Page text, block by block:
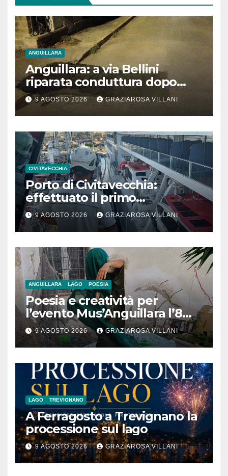
ANGUILLARA
Anguillara: a via Bellini
riparata conduttura dopo
segnalazione IdD
9 AGOSTO 2026 GRAZIAROSA VILLANI
CIVITAVECCHIA
Porto di Civitavecchia:
effettuato il primo
rifornimento di GNL ad una
nave da crociera
9 AGOSTO 2026 GRAZIAROSA VILLANI
ANGUILLARA LAGO POESIA
Poesia e creatività per
l’evento Mus’Anguillara l’8
agosto 2026 al Museo
Contadino
9 AGOSTO 2026 GRAZIAROSA VILLANI
LAGO TREVIGNANO
A Ferragosto a Trevignano la
processione sul lago
9 AGOSTO 2026 GRAZIAROSA VILLANI